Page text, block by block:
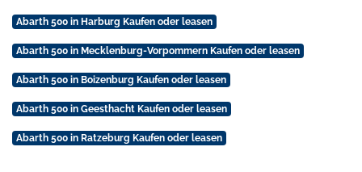
Abarth 500 in Harburg Kaufen oder leasen
Abarth 500 in Mecklenburg-Vorpommern Kaufen oder leasen
Abarth 500 in Boizenburg Kaufen oder leasen
Abarth 500 in Geesthacht Kaufen oder leasen
Abarth 500 in Ratzeburg Kaufen oder leasen